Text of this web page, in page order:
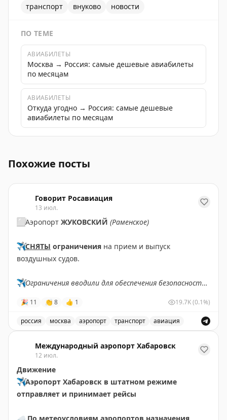
транспорт
внуково новости
ПО ТЕМЕ
АВИАБИЛЕТЫ
Москва → Россия: самые дешевые авиабилеты
по месяцам
АВИАБИЛЕТЫ
Откуда угодно → Россия: самые дешевые
авиабилеты по месяцам
Похожие посты
Говорит Росавиация
13 июл.
⬜️Аэропорт ЖУКОВСКИЙ (Раменское)
✈️СНЯТЫ ограничения на прием и выпуск
воздушных судов.
✈️Ограничения вводили для обеспечения безопасности
✈️ Говорит Росавиация| MAX
🎉 11 👏 8 👍 1 19.7K(0.1%)
россия москва аэропорт транспорт авиация
Международный аэропорт Хабаровск
12 июл.
Движение
✈️Аэропорт Хабаровск в штатном режиме
отправляет и принимает рейсы